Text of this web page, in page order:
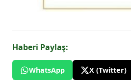
Haberi Paylaş:
WhatsApp X (Twitter)